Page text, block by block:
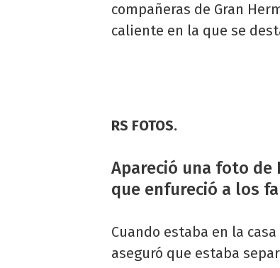
compañeras de Gran
caliente en la que se
RS FOTOS.
Apareció una foto de
que enfureció a los
Cuando estaba en la casa
aseguró que estaba